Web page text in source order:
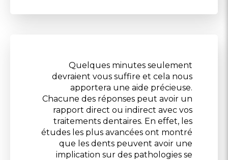
Quelques minutes seulement
devraient vous suffire et cela nous
apportera une aide précieuse.
Chacune des réponses peut avoir un
rapport direct ou indirect avec vos
traitements dentaires. En effet, les
études les plus avancées ont montré
que les dents peuvent avoir une
implication sur des pathologies se